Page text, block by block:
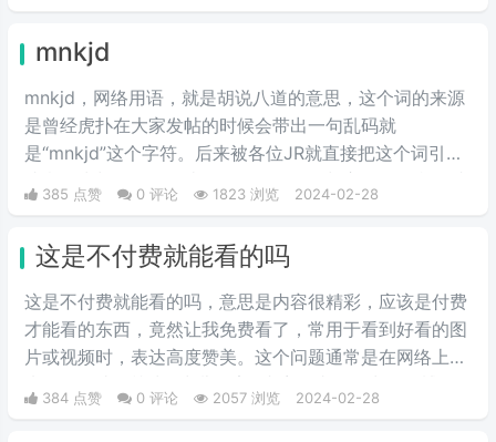
mnkjd
mnkjd，网络用语，就是胡说八道的意思，这个词的来源
是曾经虎扑在大家发帖的时候会带出一句乱码就
是“mnkjd”这个字符。后来被各位JR就直接把这个词引申
成意思为胡说八道，比如说有一个人在胡言乱语，我们就
说他在mnkjd，也就是胡乱说话的意思。
385 点赞 0 评论 1823 浏览 2024-02-28
这是不付费就能看的吗
这是不付费就能看的吗，意思是内容很精彩，应该是付费
才能看的东西，竟然让我免费看了，常用于看到好看的图
片或视频时，表达高度赞美。这个问题通常是在网络上用
来调侃那些标榜为 "少儿不宜" 内容的事物，出自微博热
评。它也可以用作粉丝对偶像美图的赞美，“免费看”源于
384 点赞 0 评论 2057 浏览 2024-02-28